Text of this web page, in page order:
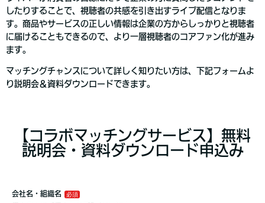
したりすることで、視聴者の共感を引き出すライブ配信となりま
す。商品やサービスの正しい情報は企業の方からしっかりと視聴者
に届けることもできるので、より一層視聴者のコアファン化が進み
ます。
マッチングチャンスについて詳しく知りたい方は、下記フォームよ
り説明会＆資料ダウンロードできます。